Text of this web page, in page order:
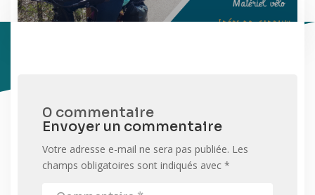
0 commentaire
Envoyer un commentaire
Votre adresse e-mail ne sera pas publiée. Les
champs obligatoires sont indiqués avec *